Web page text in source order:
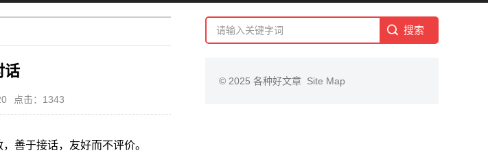
话
点击：1343
善于接话，友好而不评价。
© 2025 各种好文章 Site Map